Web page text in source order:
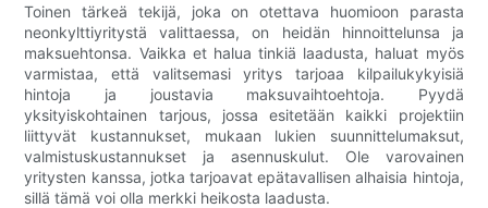
Toinen tärkeä tekijä, joka on otettava huomioon parasta
neonkylttiyritystä valittaessa, on heidän hinnoittelunsa ja
maksuehtonsa. Vaikka et halua tinkiä laadusta, haluat myös
varmistaa, että valitsemasi yritys tarjoaa kilpailukykyisiä
hintoja ja joustavia maksuvaihtoehtoja. Pyydä
yksityiskohtainen tarjous, jossa esitetään kaikki projektiin
liittyvät kustannukset, mukaan lukien suunnittelumaksut,
valmistuskustannukset ja asennuskulut. Ole varovainen
yritysten kanssa, jotka tarjoavat epätavallisen alhaisia ​​hintoja,
sillä tämä voi olla merkki heikosta laadusta.